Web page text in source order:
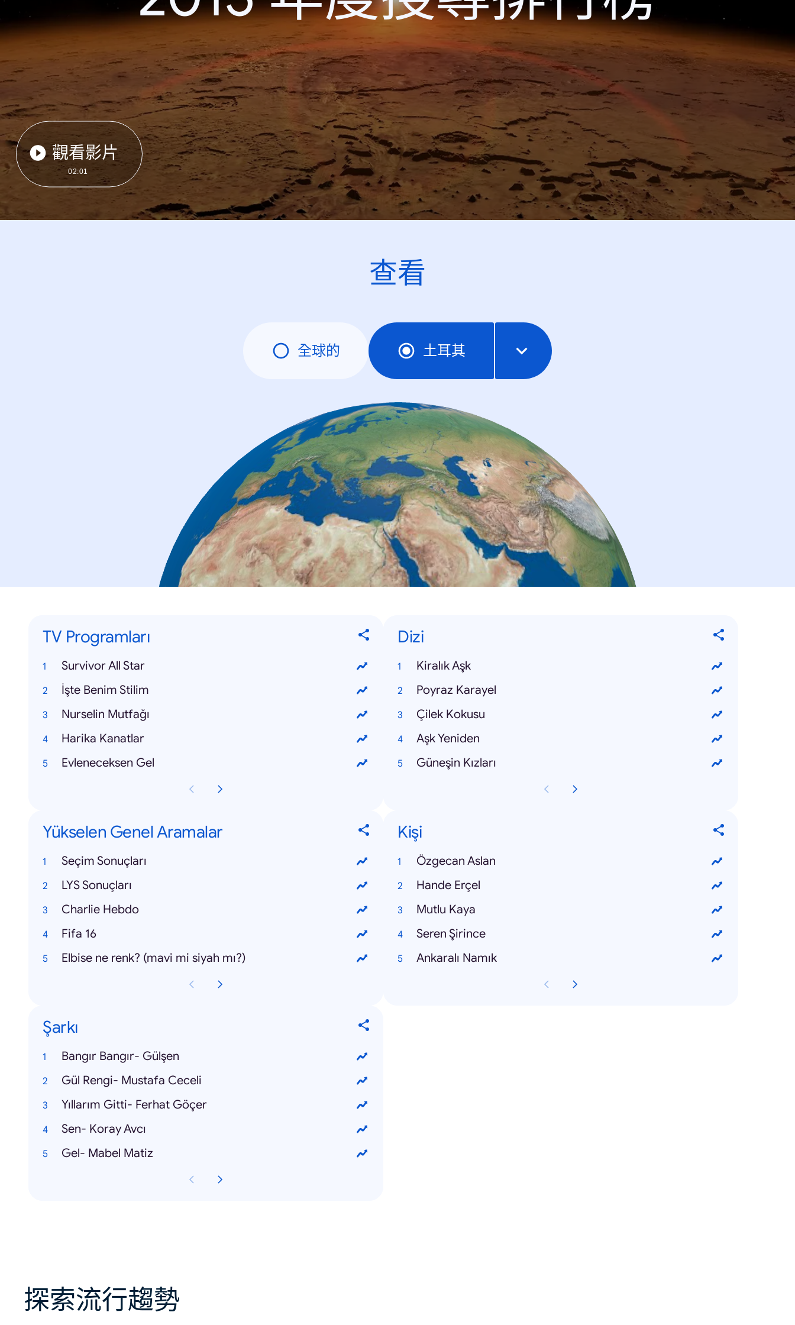
觀看影片
02:01
查看
全球的 土耳其
TV Programları
Survivor All Star
İşte Benim Stilim
Nurselin Mutfağı
Harika Kanatlar
Evleneceksen Gel
Dizi
Kiralık Aşk
Poyraz Karayel
Çilek Kokusu
Aşk Yeniden
Güneşin Kızları
Yükselen Genel Aramalar
Seçim Sonuçları
LYS Sonuçları
Charlie Hebdo
Fifa 16
Elbise ne renk? (mavi mi siyah mı?)
Kişi
Özgecan Aslan
Hande Erçel
Mutlu Kaya
Seren Şirince
Ankaralı Namık
Şarkı
Bangır Bangır- Gülşen
Gül Rengi- Mustafa Ceceli
Yıllarım Gitti- Ferhat Göçer
Sen- Koray Avcı
Gel- Mabel Matiz
探索流行趨勢